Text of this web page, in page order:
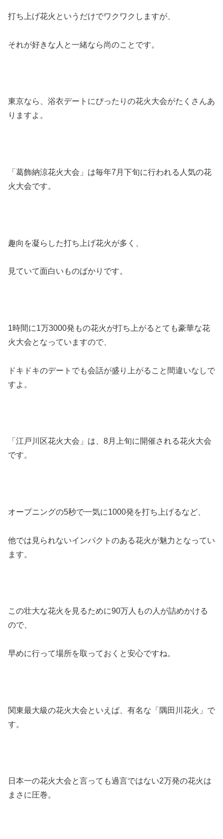
打ち上げ花火というだけでワクワクしますが、
それが好きな人と一緒なら尚のことです。
東京なら、浴衣デートにぴったりの花火大会がたくさんあ
りますよ。
「葛飾納涼花火大会」 は毎年7月下旬に行われる人気の花
火大会です。
趣向を凝らした打ち上げ花火が多く、
見ていて面白いものばかりです。
1時間に1万3000発もの花火が打ち上がるとても豪華な花
火大会となっていますので、
ドキドキのデートでも会話が盛り上がること間違いなしで
すよ。
「江戸川区花火大会」 は、8月上旬に開催される花火大会
です。
オープニングの5秒で一気に1000発を打ち上げるなど、
他では見られないインパクトのある花火が魅力となってい
ます。
この壮大な花火を見るために90万人もの人が詰めかける
ので、
早めに行って場所を取っておくと安心ですね。
関東最大級の花火大会といえば、有名な 「隅田川花火」 で
す。
日本一の花火大会と言っても過言ではない2万発の花火は
まさに圧巻。